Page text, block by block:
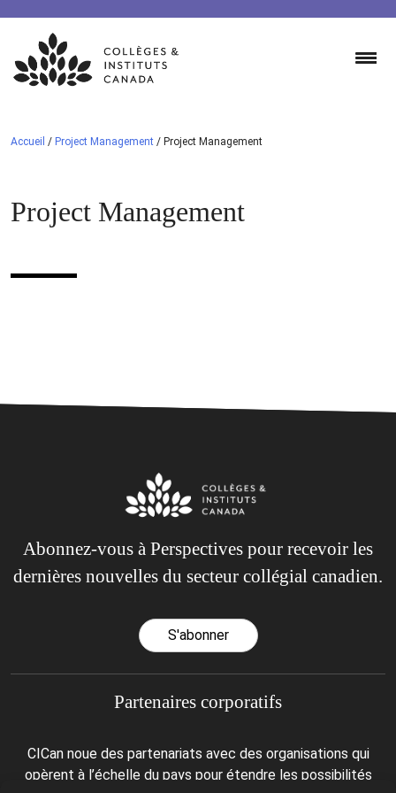
Skip
content
Accueil / Project Management / Project Management
Project Management
Abonnez-vous à Perspectives pour recevoir les
dernières nouvelles du secteur collégial canadien.
S'abonner
Partenaires corporatifs
CICan noue des partenariats avec des organisations qui
opèrent à l’échelle du pays pour étendre les possibilités